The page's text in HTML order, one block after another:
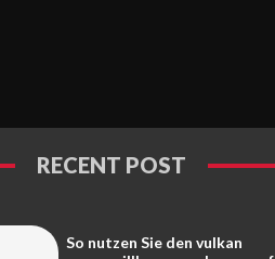
RECENT POST
So nutzen Sie den vulkan